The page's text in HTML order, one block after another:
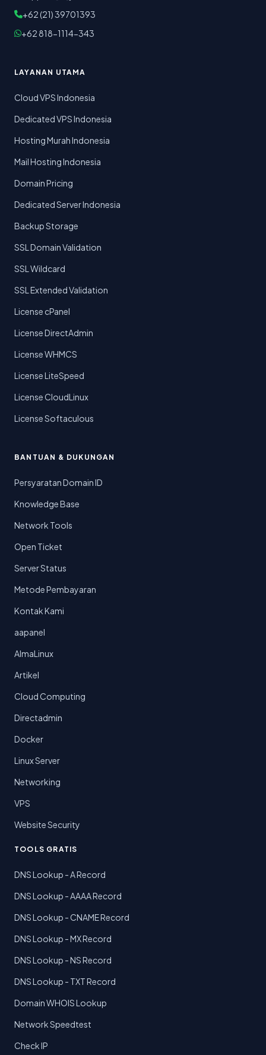
+62 (21) 39701393
+62 818-1114-343
LAYANAN UTAMA
Cloud VPS Indonesia
Dedicated VPS Indonesia
Hosting Murah Indonesia
Mail Hosting Indonesia
Domain Pricing
Dedicated Server Indonesia
Backup Storage
SSL Domain Validation
SSL Wildcard
SSL Extended Validation
License cPanel
License DirectAdmin
License WHMCS
License LiteSpeed
License CloudLinux
License Softaculous
BANTUAN & DUKUNGAN
Persyaratan Domain ID
Knowledge Base
Network Tools
Open Ticket
Server Status
Metode Pembayaran
Kontak Kami
aapanel
AlmaLinux
Artikel
Cloud Computing
Directadmin
Docker
Linux Server
Networking
VPS
Website Security
TOOLS GRATIS
DNS Lookup - A Record
DNS Lookup - AAAA Record
DNS Lookup - CNAME Record
DNS Lookup - MX Record
DNS Lookup - NS Record
DNS Lookup - TXT Record
Domain WHOIS Lookup
Network Speedtest
Check IP